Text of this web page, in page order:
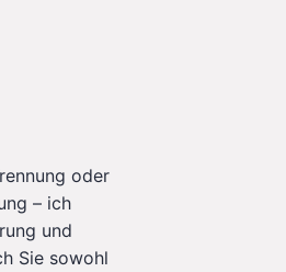
oder
– ich
und
Sie sowohl